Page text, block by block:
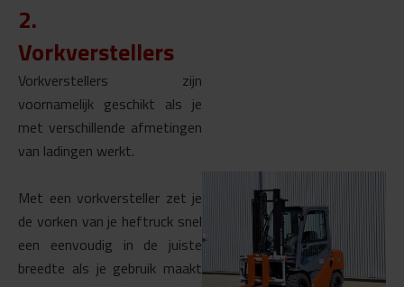
2.
Vorkverstellers
Vorkverstellers zijn
voornamelijk geschikt als je
met verschillende afmetingen
van ladingen werkt.
Met een vorkversteller zet je
de vorken van je heftruck snel
een eenvoudig in de juiste
breedte als je gebruik maakt